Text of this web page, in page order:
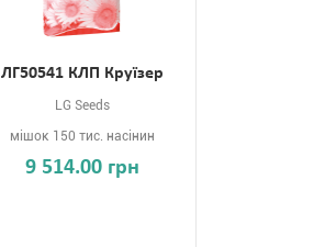
ЛГ50541 КЛП Круїзер
LG Seeds
мішок 150 тис. насінин
9 514.00 грн